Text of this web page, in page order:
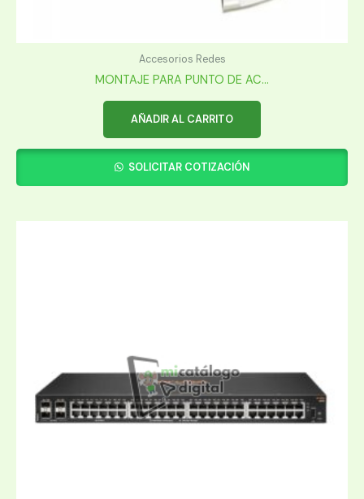
Accesorios Redes
MONTAJE PARA PUNTO DE AC...
AÑADIR AL CARRITO
SOLICITAR COTIZACIÓN